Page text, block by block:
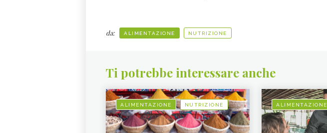
da: ALIMENTAZIONE NUTRIZIONE
Ti potrebbe interessare anche
ALIMENTAZIONE NUTRIZIONE ALIMENTAZIONE